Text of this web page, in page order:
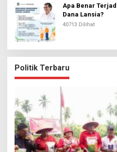
Apa Benar
Dana Lansia?
40713 Dilihat
Politik Terbaru